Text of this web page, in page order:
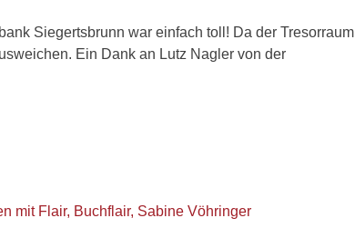
Siegertsbrunn war einfach toll! Da der Tresorraum
Ein Dank an Lutz Nagler von der